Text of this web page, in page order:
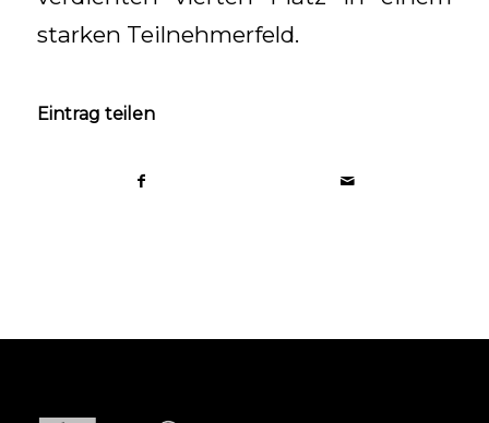
starken Teilnehmerfeld.
Eintrag teilen